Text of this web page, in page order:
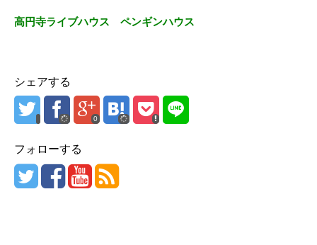
高円寺ライブハウス ペンギンハウス
シェアする
0
フォローする